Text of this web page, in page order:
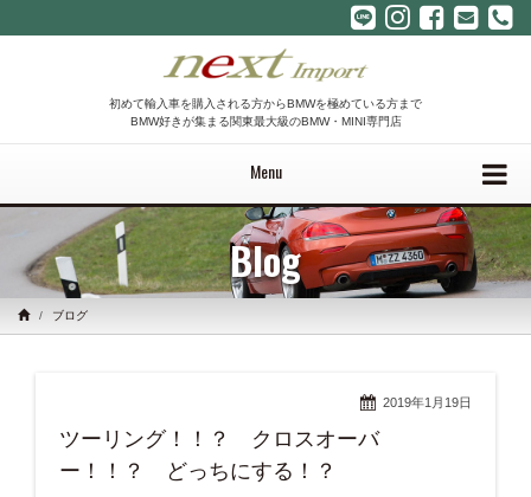
初めて輸入車を購入される方からBMWを極めている方まで
BMW好きが集まる関東最大級のBMW・MINI専門店
Menu
Blog
ブログ
2019年1月19日
ツーリング！！？ クロスオーバ
ー！！？ どっちにする！？